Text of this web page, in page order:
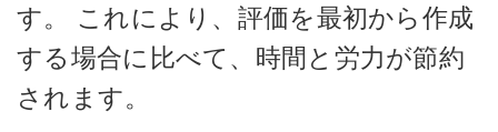
す。 これにより、評価を最初から作成
する場合に比べて、時間と労力が節約
されます。